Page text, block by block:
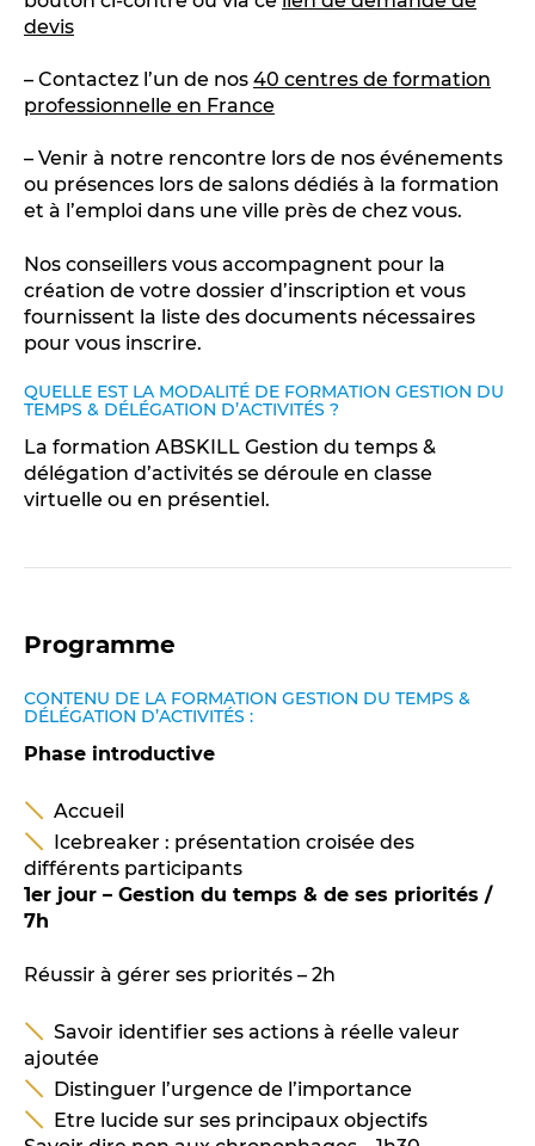
devis
– Contactez l’un de nos 40 centres de formation
professionnelle en France
– Venir à notre rencontre lors de nos événements
ou présences lors de salons dédiés à la formation
et à l’emploi dans une ville près de chez vous.
Nos conseillers vous accompagnent pour la
création de votre dossier d’inscription et vous
fournissent la liste des documents nécessaires
pour vous inscrire.
QUELLE EST LA MODALITÉ DE FORMATION GESTION DU
TEMPS & DÉLÉGATION D’ACTIVITÉS ?
La formation ABSKILL Gestion du temps &
délégation d’activités se déroule en classe
virtuelle ou en présentiel.
Programme
CONTENU DE LA FORMATION GESTION DU TEMPS &
DÉLÉGATION D’ACTIVITÉS :
Phase introductive
Accueil
Icebreaker : présentation croisée des
différents participants
1er jour – Gestion du temps & de ses priorités /
7h
Réussir à gérer ses priorités – 2h
Savoir identifier ses actions à réelle valeur
ajoutée
Distinguer l’urgence de l’importance
Etre lucide sur ses principaux objectifs